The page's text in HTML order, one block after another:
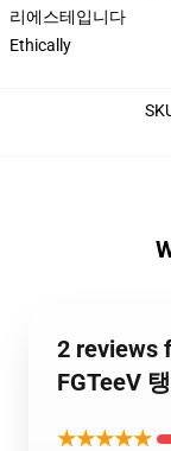
리에스테입니다
Ethically
2 reviews
FGTeeV
★★★★★